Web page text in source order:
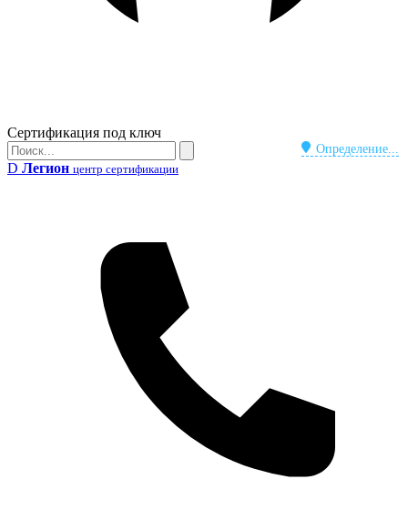
Бейдж
Сертификация под ключ
Определение...
Поиск
Поиск
D Легион центр сертификации